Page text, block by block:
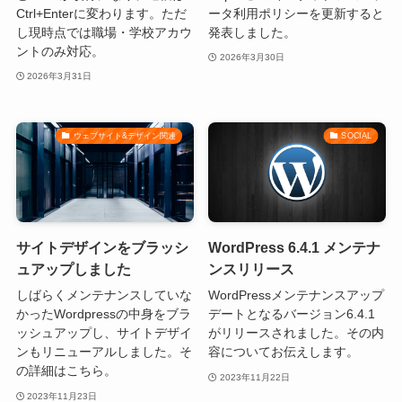
Ctrl+Enterに変わります。ただ
し現時点では職場・学校アカウ
ントのみ対応。
2026年3月31日
ータ利用ポリシーを更新すると
発表しました。
2026年3月30日
ウェブサイト&デザイン関連
サイトデザインをブラッシ
ュアップしました
しばらくメンテナンスしていな
かったWordpressの中身をブラ
ッシュアップし、サイトデザイ
ンもリニューアルしました。そ
の詳細はこちら。
2023年11月23日
SOCIAL
WordPress 6.4.1 メンテナ
ンスリリース
WordPressメンテナンスアップ
デートとなるバージョン6.4.1
がリリースされました。その内
容についてお伝えします。
2023年11月22日